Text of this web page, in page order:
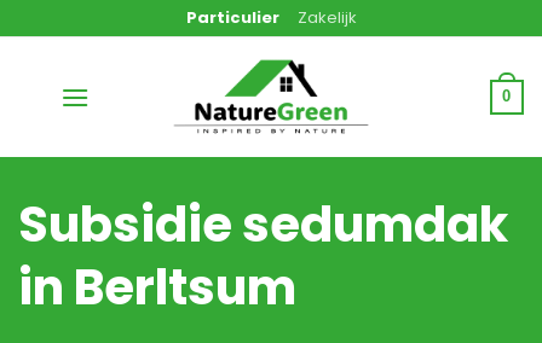
naar
Particulier Zakelijk
0
Subsidie sedumdak
in Berltsum